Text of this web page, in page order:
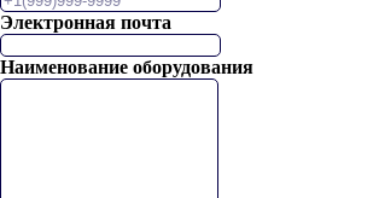
Электронная почта
Наименование оборудования